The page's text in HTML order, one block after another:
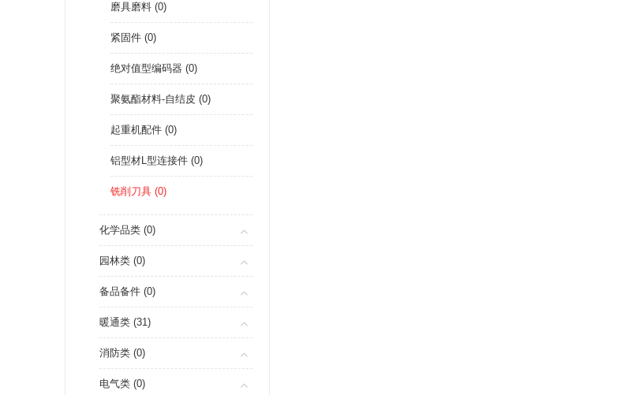
磨具磨料 (0)
紧固件 (0)
绝对值型编码器 (0)
聚氨酯材料-自结皮 (0)
起重机配件 (0)
铝型材L型连接件 (0)
铣削刀具 (0)
化学品类 (0)
园林类 (0)
备品备件 (0)
暖通类 (31)
消防类 (0)
电气类 (0)